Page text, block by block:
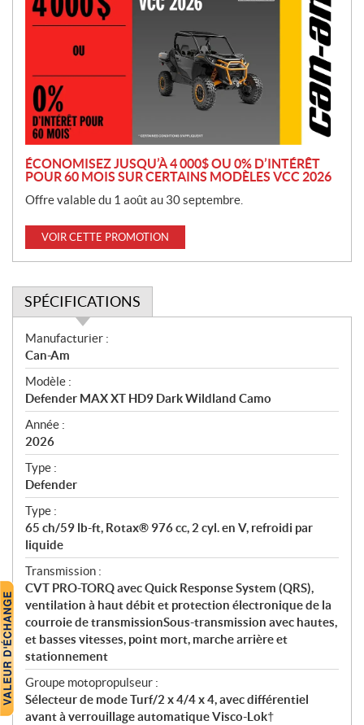
o
m
o
n
ÉCONOMISEZ JUSQU’À 4 000$ OU 0% D’INTÉRÊT
POUR 60 MOIS SUR CERTAINS MODÈLES VCC 2026
Offre valable du 1 août au 30 septembre.
VOIR CETTE PROMOTION
SPÉCIFICATIONS
S
p
é
c
i
f
i
c
a
t
i
o
n
s
Manufacturier :
Can-Am
Modèle :
Defender MAX XT HD9 Dark Wildland Camo
Année :
2026
Type :
Defender
Type :
65 ch/59 lb-ft, Rotax® 976 cc, 2 cyl. en V, refroidi par
liquide
Transmission :
CVT PRO-TORQ avec Quick Response System (QRS),
ventilation à haut débit et protection électronique de la
courroie de transmissionSous-transmission avec hautes,
et basses vitesses, point mort, marche arrière et
stationnement
Groupe motopropulseur :
Sélecteur de mode Turf/2 x 4/4 x 4, avec différentiel
avant à verrouillage automatique Visco-Lok†